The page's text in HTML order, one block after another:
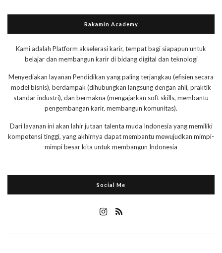
Rakamin Academy
Kami adalah Platform akselerasi karir, tempat bagi siapapun untuk
belajar dan membangun karir di bidang digital dan teknologi
Menyediakan layanan Pendidikan yang paling terjangkau (efisien secara
model bisnis), berdampak (dihubungkan langsung dengan ahli, praktik
standar industri), dan bermakna (mengajarkan soft skills, membantu
pengembangan karir, membangun komunitas).
Dari layanan ini akan lahir jutaan talenta muda Indonesia yang memiliki
kompetensi tinggi, yang akhirnya dapat membantu mewujudkan mimpi-
mimpi besar kita untuk membangun Indonesia
Social Me